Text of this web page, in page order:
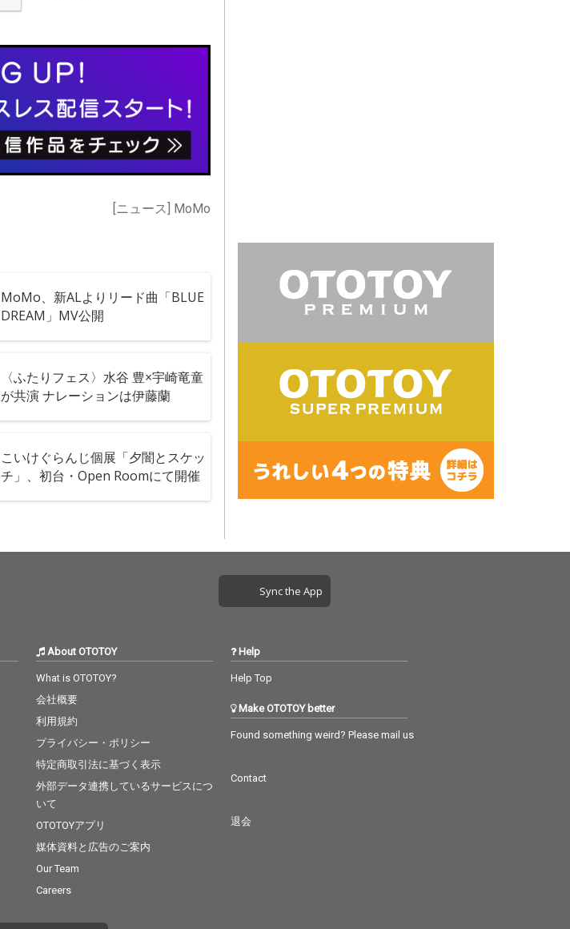
[ニュース] MoMo
MoMo、新ALよりリード曲「BLUE
DREAM」MV公開
〈ふたりフェス〉水谷 豊×宇崎竜童
が共演 ナレーションは伊藤蘭
こいけぐらんじ個展「夕闇とスケッ
チ」、初台・Open Roomにて開催
Sync the App
About OTOTOY
What is OTOTOY?
会社概要
利用規約
プライバシー・ポリシー
特定商取引法に基づく表示
外部データ連携しているサービスにつ
いて
OTOTOYアプリ
媒体資料と広告のご案内
Our Team
Careers
Help
Help Top
Make OTOTOY better
Found something weird? Please mail us
Contact
退会